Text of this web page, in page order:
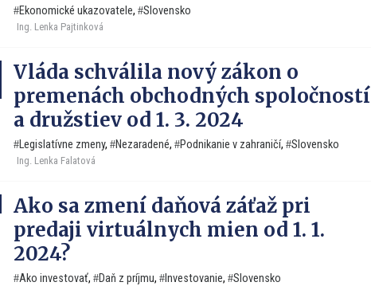
Ekonomické ukazovatele, Slovensko
Ing. Lenka Pajtinková
Vláda schválila nový zákon o
premenách obchodných spoločností
a družstiev od 1. 3. 2024
Legislatívne zmeny, Nezaradené, Podnikanie v zahraničí, Slovensko
Ing. Lenka Falatová
Ako sa zmení daňová záťaž pri
predaji virtuálnych mien od 1. 1.
2024?
Ako investovať, Daň z príjmu, Investovanie, Slovensko